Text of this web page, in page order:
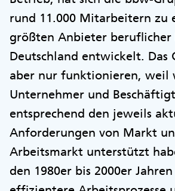
rund 11.000 Mitarbeitern zu
größten Anbieter beruflicher
Deutschland entwickelt. Das
aber nur funktionieren, weil
Unternehmer und
entsprechend den jeweils
Anforderungen von Markt
Arbeitsmarkt unterstützt
den 1980er bis 2000er